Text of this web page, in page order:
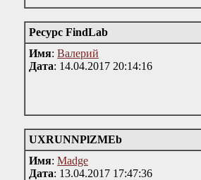
Ресурс FindLab
Имя: Валерий
Дата: 14.04.2017 20:14:16
UXRUNNPlZMEb
Имя: Madge
Дата: 13.04.2017 17:47:36